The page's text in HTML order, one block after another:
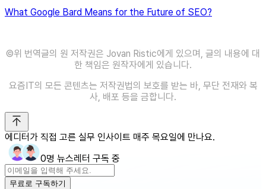
What Google Bard Means for the Future of SEO?
©️위 번역글의 원 저작권은 Jovan Ristic에게 있으며, 글의 내용에 대
한 책임은 원작자에게 있습니다.
요즘IT의 모든 콘텐츠는 저작권법의 보호를 받는 바, 무단 전재와 복
사, 배포 등을 금합니다.
에디터가 직접 고른 실무 인사이트 매주 목요일에 만나요.
0명 뉴스레터 구독 중
무료로 구독하기